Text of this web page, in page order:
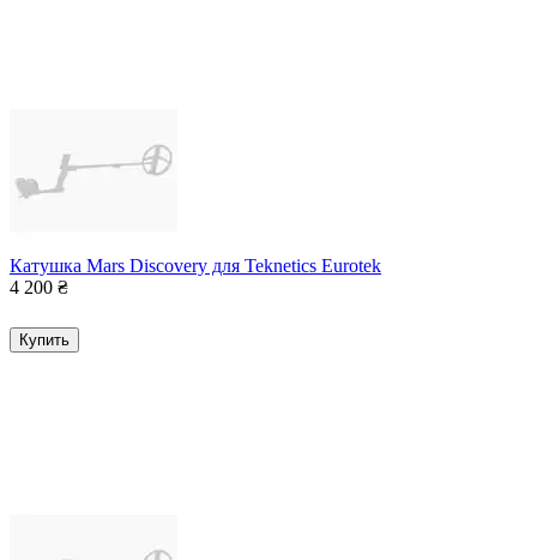
Катушка Mars Discovery для Teknetics Eurotek
4 200 ₴
Купить